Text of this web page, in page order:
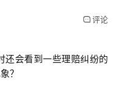
评论
还会看到一些理赔纠纷的
？